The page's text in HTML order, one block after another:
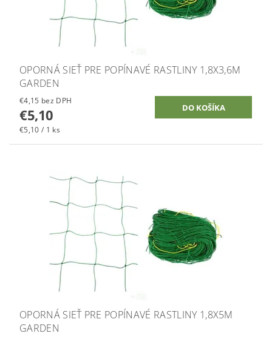
OPORNÁ SIEŤ PRE POPÍNAVÉ RASTLINY 1,8X3,6M
GARDEN
€4,15 bez DPH
€5,10
€5,10 / 1 ks
OPORNÁ SIEŤ PRE POPÍNAVÉ RASTLINY 1,8X5M
GARDEN